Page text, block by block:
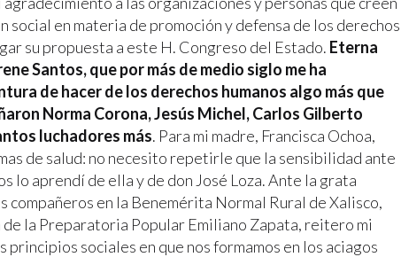
social en materia de promoción y defensa de los derechos
su propuesta a este H. Congreso del Estado. Eterna
Santos, que por más de medio siglo me ha
de hacer de los derechos humanos algo más que
Norma Corona, Jesús Michel, Carlos Gilberto
luchadores más. Para mi madre, Francisca Ochoa,
de salud: no necesito repetirle que la sensibilidad ante
lo aprendí de ella y de don José Loza. Ante la grata
compañeros en la Benemérita Normal Rural de Xalisco,
la Preparatoria Popular Emiliano Zapata, reitero mi
principios sociales en que nos formamos en los aciagos